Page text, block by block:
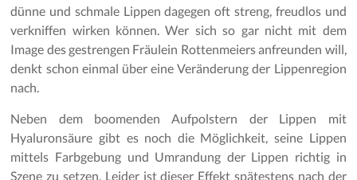
dünne und schmale Lippen dagegen oft streng, freudlos und
verkniffen wirken können. Wer sich so gar nicht mit dem
Image des gestrengen Fräulein Rottenmeiers anfreunden will,
denkt schon einmal über eine Veränderung der Lippenregion
nach.
Neben dem boomenden Aufpolstern der Lippen mit
Hyaluronsäure gibt es noch die Möglichkeit, seine Lippen
mittels Farbgebung und Umrandung der Lippen richtig in
Szene zu setzen. Leider ist dieser Effekt spätestens nach der